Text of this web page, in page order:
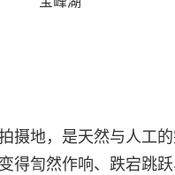
摄地，是天然与人工
得訇然作响、跌宕跳跃